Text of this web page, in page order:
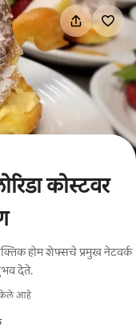
कोस्टवर
होम शेफ्सचे प्रमुख नेटवर्क
देते.
केले आहे